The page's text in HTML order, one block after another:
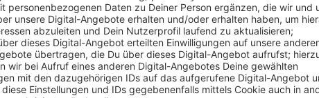
Anzeige
Laut der Staatskanzlei treffen sich die Minister mit
Wiederaufbauhelfern. Auch Ahr-Landrätin Weigand
Informationen zum aktuellen Stand des